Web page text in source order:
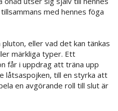
med hennes föga
eller vad det kan tänkas
märkliga typer. Ett
får i uppdrag att träna upp
låtsaspojken, till en styrka att
en avgörande roll till slut är